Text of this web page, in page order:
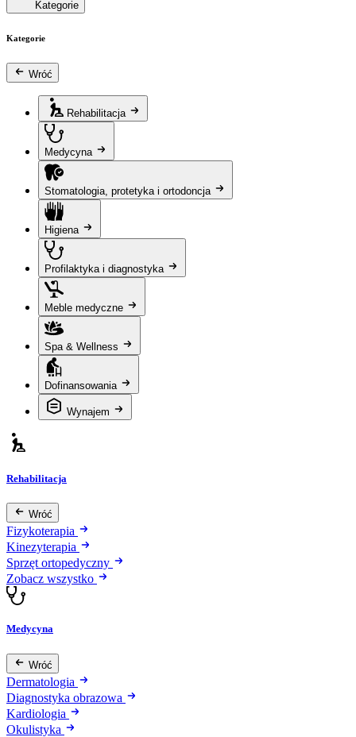
Kategorie
Kategorie
Wróć
Rehabilitacja
Medycyna
Stomatologia, protetyka i ortodoncja
Higiena
Profilaktyka i diagnostyka
Meble medyczne
Spa & Wellness
Dofinansowania
Wynajem
Rehabilitacja
Wróć
Fizykoterapia
Kinezyterapia
Sprzęt ortopedyczny
Zobacz wszystko
Medycyna
Wróć
Dermatologia
Diagnostyka obrazowa
Kardiologia
Okulistyka